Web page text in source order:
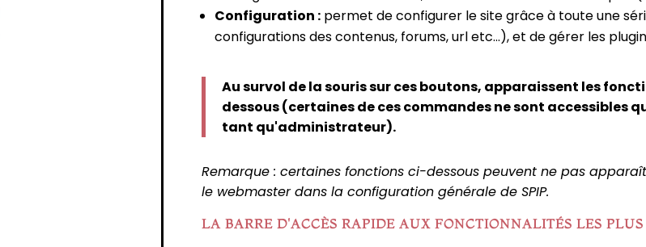
Configuration :permet de configurer le site grâce à toute une
configurations des contenus, forums, url etc...), et de gérer les
Au survol de la souris sur ces boutons, apparaissent les
dessous (certaines de ces commandes ne sont accessibles
tant qu'administrateur).
Remarque : certaines fonctions ci-dessous peuvent ne pas
le webmaster dans la configuration générale de SPIP.
LA BARRE D'ACCÈS RAPIDE AUX FONCTIONNALITÉS LES